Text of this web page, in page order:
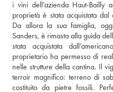
i vini dell’azienda Haut-
proprietà è stata acquistata
Da allora la sua famiglia,
Sanders, è rimasta alla guida
stata acquistata
proprietario ha permesso di
nelle strutture della cantina. Il
terroir magnifico: terreno di
costituito da pietre fossili.